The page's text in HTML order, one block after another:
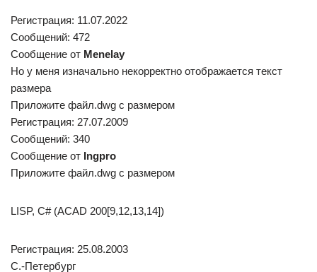
Регистрация: 11.07.2022
Сообщений: 472
Сообщение от Menelay
Но у меня изначально некорректно отображается текст
размера
Приложите файл.dwg с размером
Регистрация: 27.07.2009
Сообщений: 340
Сообщение от Ingpro
Приложите файл.dwg с размером
LISP, C# (ACAD 200[9,12,13,14])
Регистрация: 25.08.2003
С.-Петербург